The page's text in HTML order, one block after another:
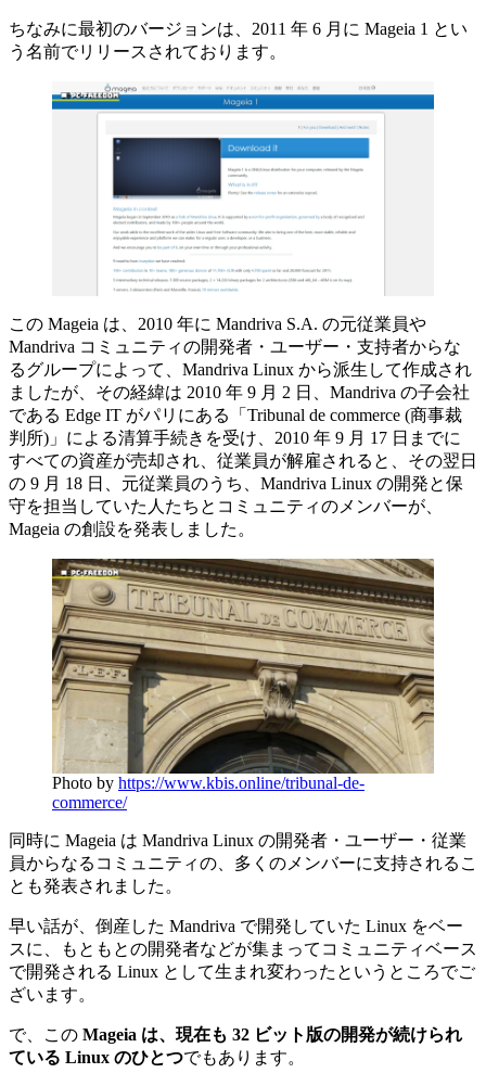
ちなみに最初のバージョンは、2011 年 6 月に Mageia 1 とい
う名前でリリースされております。
この Mageia は、2010 年に Mandriva S.A. の元従業員や
Mandriva コミュニティの開発者・ユーザー・支持者からな
るグループによって、Mandriva Linux から派生して作成され
ましたが、その経緯は 2010 年 9 月 2 日、Mandriva の子会社
である Edge IT がパリにある「Tribunal de commerce (商事裁
判所)」による清算手続きを受け、2010 年 9 月 17 日までに
すべての資産が売却され、従業員が解雇されると、その翌日
の 9 月 18 日、元従業員のうち、Mandriva Linux の開発と保
守を担当していた人たちとコミュニティのメンバーが、
Mageia の創設を発表しました。
Photo by https://www.kbis.online/tribunal-de-
commerce/
同時に Mageia は Mandriva Linux の開発者・ユーザー・従業
員からなるコミュニティの、多くのメンバーに支持されるこ
とも発表されました。
早い話が、倒産した Mandriva で開発していた Linux をベー
スに、もともとの開発者などが集まってコミュニティベース
で開発される Linux として生まれ変わったというところでご
ざいます。
で、この Mageia は、現在も 32 ビット版の開発が続けられ
ている Linux のひとつでもあります。